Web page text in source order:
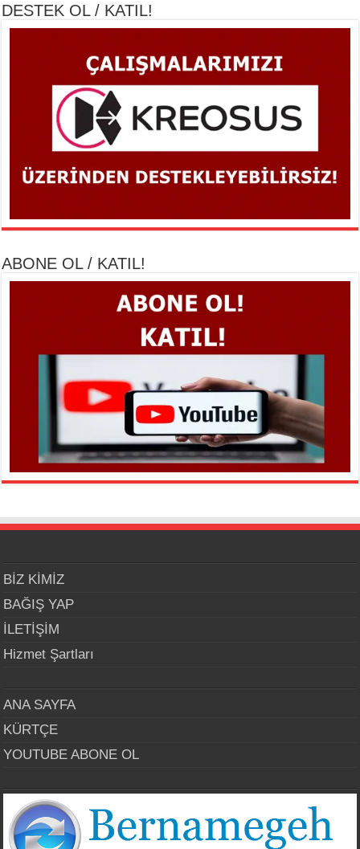
DESTEK OL / KATIL!
ABONE OL / KATIL!
BİZ KİMİZ
BAĞIŞ YAP
İLETİŞİM
Hizmet Şartları
ANA SAYFA
KÜRTÇE
YOUTUBE ABONE OL